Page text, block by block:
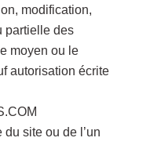
modification,
partielle des
moyen ou le
autorisation écrite
site ou de l’un